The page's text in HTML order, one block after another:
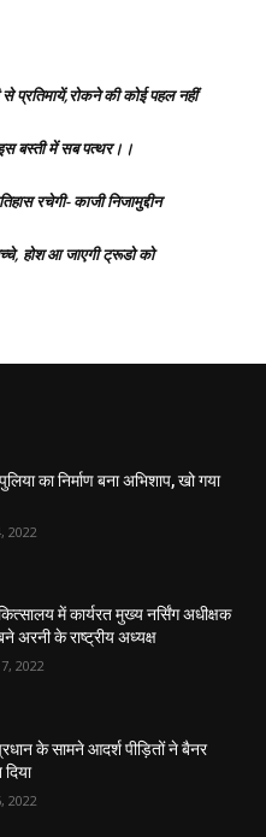
से प्रतिमायें,रोकने की कोई पहल नहीं
बस्ती में सब पत्थर।।
रचेगी- काजी निजामुद्दीन
होश आ जाएगी ट्रूडो को
पुलिया का निर्माण बना अभिशाप, खो गया
2022
में कार्यरत मुख्य नर्सिंग अधीक्षक
अरनी के राष्ट्रीय अध्यक्ष
2022
के सामने आदर्श पीड़ितों ने बैनर
2022